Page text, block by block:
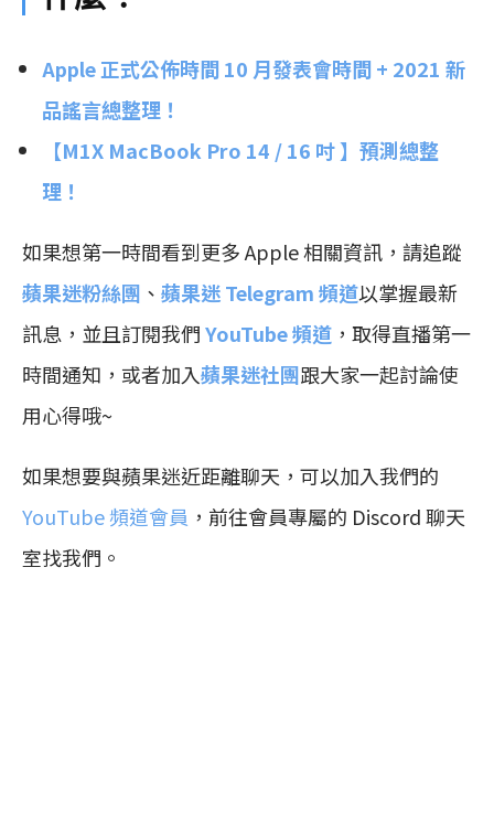
Apple 正式公佈時間 10 月發表會時間 + 2021 新
品謠言總整理！
【M1X MacBook Pro 14 / 16 吋 】預測總整
理！
如果想第一時間看到更多 Apple 相關資訊，請追蹤
蘋果迷粉絲團 、 蘋果迷 Telegram 頻道以掌握最新
訊息，並且訂閱我們YouTube 頻道 ，取得直播第一
時間通知，或者加入蘋果迷社團跟大家一起討論使
用心得哦~
如果想要與蘋果迷近距離聊天，可以加入我們的
YouTube 頻道會員 ，前往會員專屬的 Discord 聊天
室找我們。